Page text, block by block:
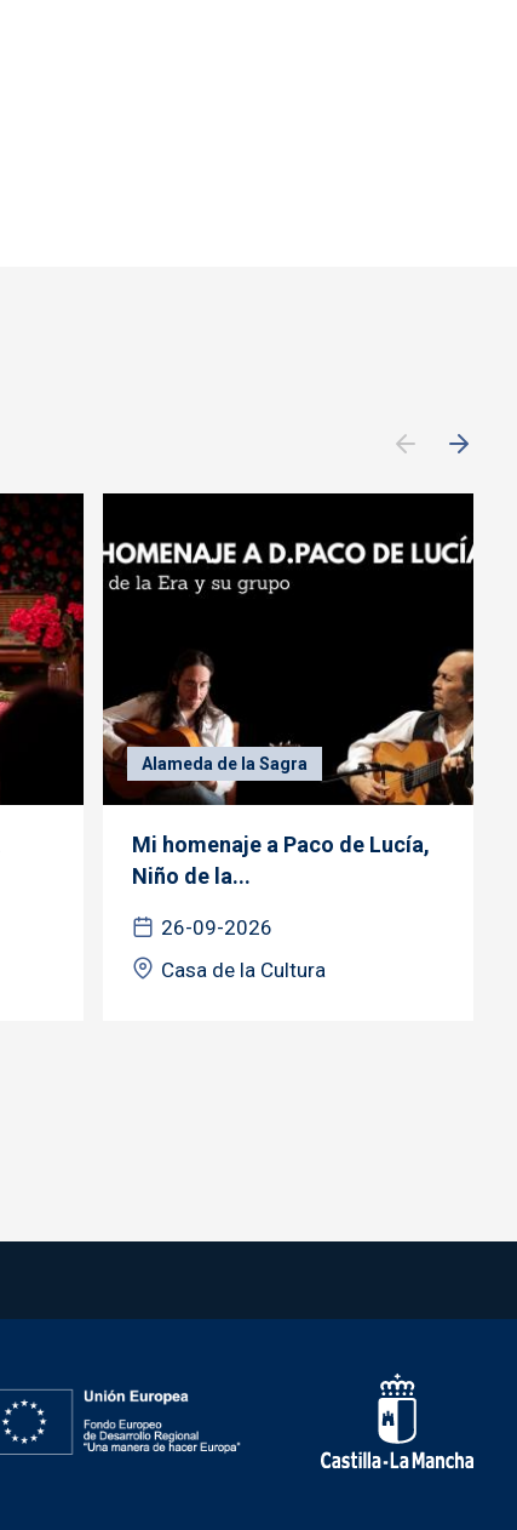
Alameda de la Sagra
Mi homenaje a Paco de Lucía,
Niño de la...
26-09-2026
Casa de la Cultura